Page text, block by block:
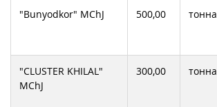
МЧЖ "BULUT TEXTILE"
ООО BANDIXON TEXTILE CLUSTER
ООО KHANTEX-GROUP
ООО TETRATEX
ООО WBM QO`SHKO`PIR CLASTER
"Bunyodkor" MChJ 500,00 тонна
"CLUSTER KHILAL"
MChJ
300,00 тонна